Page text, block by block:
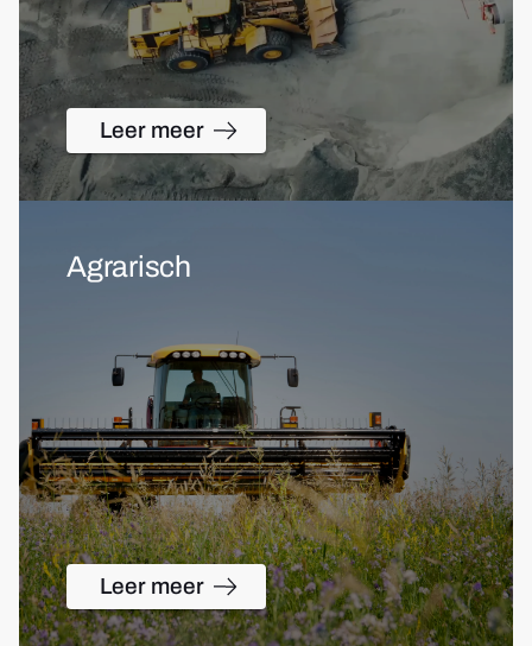
Leer meer
Agrarisch
Leer meer